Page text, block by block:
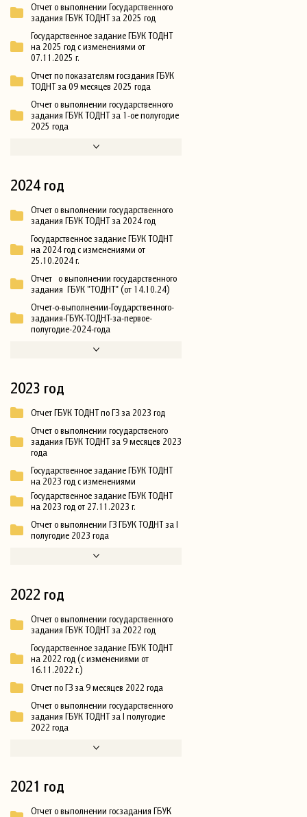
Отчет о выполнении Государственного
задания ГБУК ТОДНТ за 2025 год
Государственное задание ГБУК ТОДНТ
на 2025 год с изменениями от
07.11.2025 г.
Отчет по показателям госздания ГБУК
ТОДНТ за 09 месяцев 2025 года
Отчет о выполнении государственного
задания ГБУК ТОДНТ за 1-ое полугодие
2025 года
2024 год
Отчет о выполнении государственного
задания ГБУК ТОДНТ за 2024 год
Государственное задание ГБУК ТОДНТ
на 2024 год с изменениями от
25.10.2024 г.
Отчет о выполнении государственного
задания ГБУК "ТОДНТ" (от 14.10.24)
Отчет-о-выполнении-Гоударственного-
задания-ГБУК-ТОДНТ-за-первое-
полугодие-2024-года
2023 год
Отчет ГБУК ТОДНТ по ГЗ за 2023 год
Отчет о выполнении государственого
задания ГБУК ТОДНТ за 9 месяцев 2023
года
Государственное задание ГБУК ТОДНТ
на 2023 год с изменениями
Государственное задание ГБУК ТОДНТ
на 2023 год от 27.11.2023 г.
Отчет о выполнении ГЗ ГБУК ТОДНТ за I
полугодие 2023 года
2022 год
Отчет о выполнении государственного
задания ГБУК ТОДНТ за 2022 год
Государственное задание ГБУК ТОДНТ
на 2022 год (с изменениями от
16.11.2022 г.)
Отчет по ГЗ за 9 месяцев 2022 года
Отчет о выполнении государственного
задания ГБУК ТОДНТ за I полугодие
2022 года
2021 год
Отчет о выполнении госзадания ГБУК